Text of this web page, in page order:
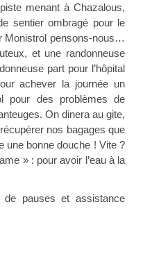
menant à Chazalous,
sentier ombragé pour le
Monistrol pensons-nous…
et une randonneuse
part pour l’hôpital
achever la journée un
pour des problèmes de
On dinera au gite,
nos bagages que
une bonne douche ! Vite ?
» : pour avoir l’eau à la
pauses et assistance